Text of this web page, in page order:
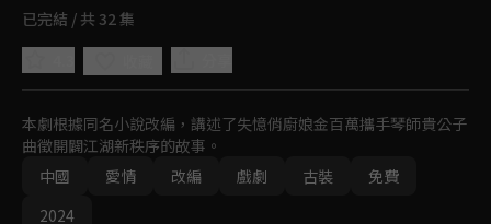
已完結 / 共 32 集
本劇根據同名小說改編，講述了失憶俏廚娘金百萬攜手琴師貴公子
曲徵開闢江湖新秩序的故事。
中國
愛情 改編 戲劇 古裝
免費
2024